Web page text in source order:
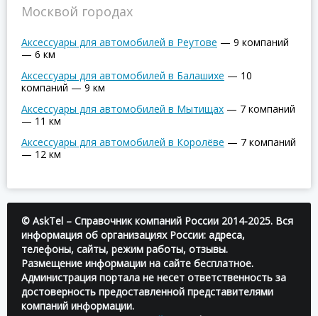
Москвой городах
Аксессуары для автомобилей в Реутове — 9 компаний
— 6 км
Аксессуары для автомобилей в Балашихе — 10
компаний — 9 км
Аксессуары для автомобилей в Мытищах — 7 компаний
— 11 км
Аксессуары для автомобилей в Королёве — 7 компаний
— 12 км
© AskTel – Справочник компаний России 2014-2025. Вся
информация об организациях России: адреса,
телефоны, сайты, режим работы, отзывы.
Размещение информации на сайте бесплатное.
Администрация портала не несет ответственность за
достоверность предоставленной представителями
компаний информации.